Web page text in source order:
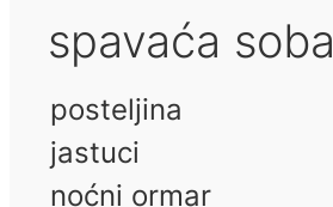
spavaća soba
posteljina
jastuci
noćni ormar